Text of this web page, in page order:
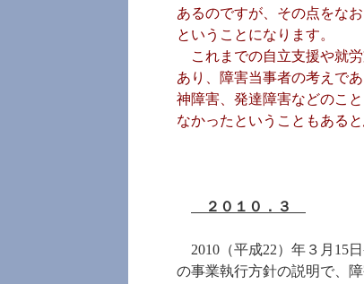
あるのですが、その点をな
ということになります。
これまでの自立支援や就
あり、障害当事者の考えで
神障害、発達障害などのこ
なかったということもあると
２０１０．３
2010（平成22）年３月15
の事業執行方針の説明で、